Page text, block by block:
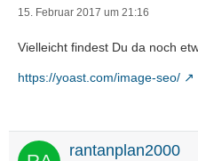
15. Februar 2017 um 21:16
Vielleicht findest Du da noch
https://yoast.com/image-seo/
rantanplan2000